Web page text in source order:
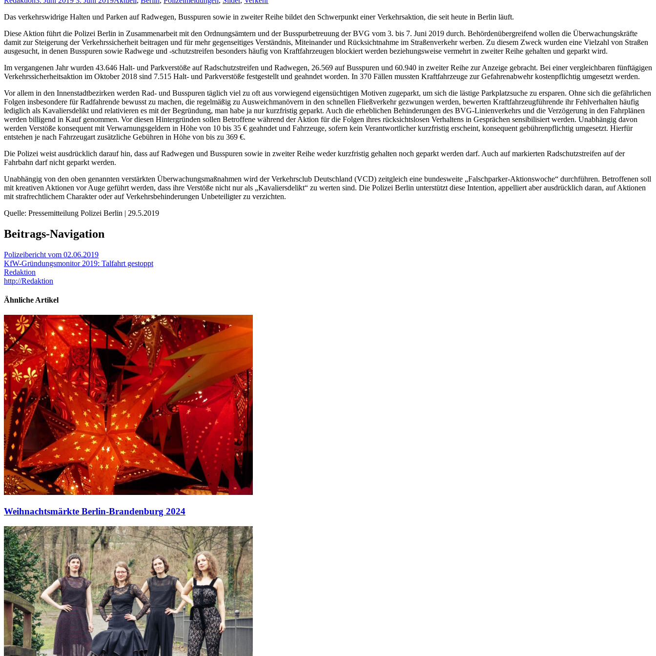
Das verkehrswidrige Halten und Parken auf Radwegen, Busspuren sowie in zweiter Reihe bildet den Schwerpunkt einer Verkehrsaktion, die seit heute in Berlin läuft.
Diese Aktion führt die Polizei Berlin in Zusammenarbeit mit den Ordnungsämtern und der Busspurbetreuung der BVG vom 3. bis 7. Juni 2019 durch. Behördenübergreifend wollen die Überwachungskräfte
damit zur Steigerung der Verkehrssicherheit beitragen und für mehr gegenseitiges Verständnis, Miteinander und Rücksichtnahme im Straßenverkehr werben. Zu diesem Zweck wurden eine Vielzahl von Straßen
ausgesucht, in denen Busspuren sowie Radwege und -schutzstreifen besonders häufig von Kraftfahrzeugen blockiert werden beziehungsweise vermehrt in zweiter Reihe gehalten und geparkt wird.
Im vergangenen Jahr wurden 43.646 Halt- und Parkverstöße auf Radschutzstreifen und Radwegen, 26.569 auf Busspuren und 60.940 in zweiter Reihe zur Anzeige gebracht. Bei einer vergleichbaren fünftägigen
Verkehrssicherheitsaktion im Oktober 2018 sind 7.515 Halt- und Parkverstöße festgestellt und geahndet worden. In 370 Fällen mussten Kraftfahrzeuge zur Gefahrenabwehr kostenpflichtig umgesetzt werden.
Vor allem in den Innenstadtbezirken werden Rad- und Busspuren täglich viel zu oft aus vorwiegend eigensüchtigen Motiven zugeparkt, um sich die lästige Parkplatzsuche zu ersparen. Ohne sich die gefährlichen
Folgen insbesondere für Radfahrende bewusst zu machen, die regelmäßig zu Ausweichmanövern in den schnellen Fließverkehr gezwungen werden, bewerten Kraftfahrzeugführende ihr Fehlverhalten häufig
lediglich als Kavaliersdelikt und relativieren es mit der Begründung, man habe ja nur kurzfristig geparkt. Auch die erheblichen Behinderungen des BVG-Linienverkehrs und die Verzögerung in den Fahrplänen
werden billigend in Kauf genommen. Vor diesen Hintergründen sollen Betroffene während der Aktion für die Folgen ihres rücksichtslosen Verhaltens in Gesprächen sensibilisiert werden. Unabhängig davon
werden Verstöße konsequent mit Verwarnungsgeldern in Höhe von 10 bis 35 € geahndet und Fahrzeuge, sofern kein Verantwortlicher kurzfristig erscheint, konsequent gebührenpflichtig umgesetzt. Hierfür
entstehen je nach Fahrzeugart zusätzliche Gebühren in Höhe von bis zu 369 €.
Die Polizei weist ausdrücklich darauf hin, dass auf Radwegen und Busspuren sowie in zweiter Reihe weder kurzfristig gehalten noch geparkt werden darf. Auch auf markierten Radschutzstreifen auf der
Fahrbahn darf nicht geparkt werden.
Unabhängig von den oben genannten verstärkten Überwachungsmaßnahmen wird der Verkehrsclub Deutschland (VCD) zeitgleich eine bundesweite „Falschparker-Aktionswoche“ durchführen. Betroffenen soll
mit kreativen Aktionen vor Auge geführt werden, dass ihre Verstöße nicht nur als „Kavaliersdelikt“ zu werten sind. Die Polizei Berlin unterstützt diese Intention, appelliert aber ausdrücklich daran, auf Aktionen
mit strafrechtlichem Charakter oder auf Verkehrsbehinderungen Unbeteiligter zu verzichten.
Quelle: Pressemitteilung Polizei Berlin | 29.5.2019
Beitrags-Navigation
Polizeibericht vom 02.06.2019
KfW-Gründungsmonitor 2019: Talfahrt gestoppt
Redaktion
http://Redaktion
Ähnliche Artikel
Weihnachtsmärkte Berlin-Brandenburg 2024